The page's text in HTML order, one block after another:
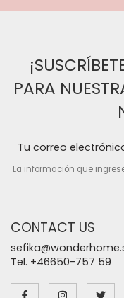
PARA
La información que
CONTACT US
Tel. +46650-757 59